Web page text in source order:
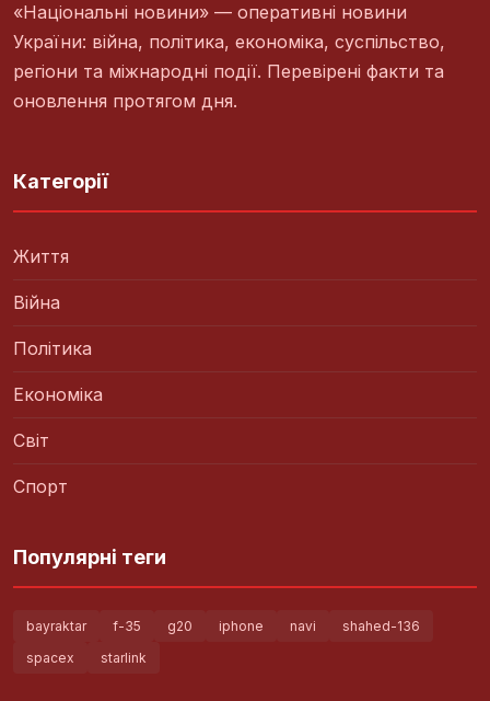
«Національні новини» — оперативні новини
України: війна, політика, економіка, суспільство,
регіони та міжнародні події. Перевірені факти та
оновлення протягом дня.
Категорії
Життя
Війна
Політика
Економіка
Світ
Спорт
Популярні теги
bayraktar f-35 g20 iphone navi
shahed-136
spacex
starlink